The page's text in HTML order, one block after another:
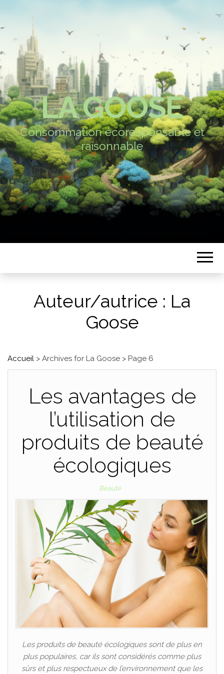
LA GOOSE
Consommation écoresponsable et
raisonnable
Auteur/autrice : La
Goose
Accueil > Archives for La Goose > Page 6
Les avantages de
l’utilisation de
produits de beauté
écologiques
Beauté
Les produits de beauté écologiques sont de plus en
plus populaires, car ils sont considérés comme plus
sûrs et plus respectueux de l’environnement que les